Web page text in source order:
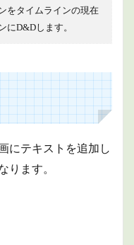
をタイムラインの現在
にD&Dします。
にテキストを追加し
ります。